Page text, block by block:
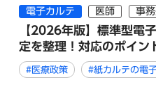
電子カルテ 医師 事
【2026年版】標準型電
定を整理！対応のポイン
#医療政策 #紙カルテの電